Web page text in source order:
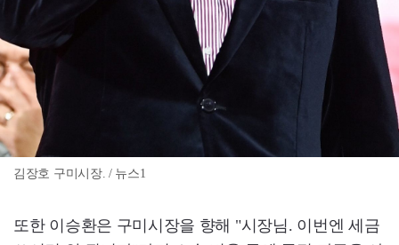
김장호 구미시장. / 뉴스1
또한 이승환은 구미시장을 향해 "시장님. 이번엔 세금